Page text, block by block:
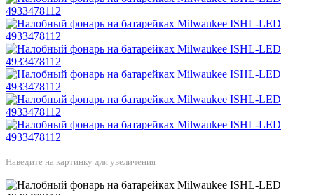
Наведите на картинку для увеличения